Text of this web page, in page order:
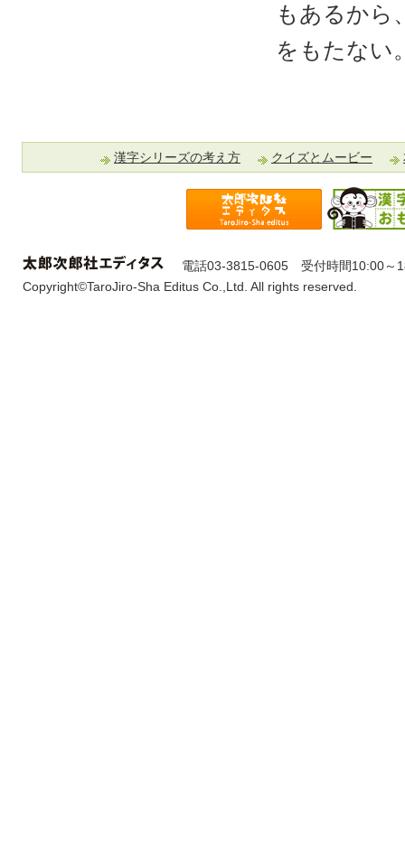
もあるから
をもたない
ナ
ン
漢字シリーズの考え方 クイズとムービー
電話03-3815-0605 受付時間10:00～
Copyright©TaroJiro-Sha Editus Co.,Ltd. All rights reserved.